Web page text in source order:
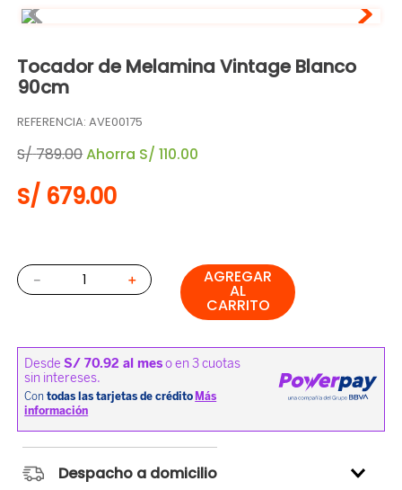
Tocador de Melamina Vintage Blanco
90cm
REFERENCIA:AVE00175
S/789.00Ahorra S/ 110.00
S/ 679.00
＋
－ AGREGAR
AL
CARRITO
Despacho a domicilio